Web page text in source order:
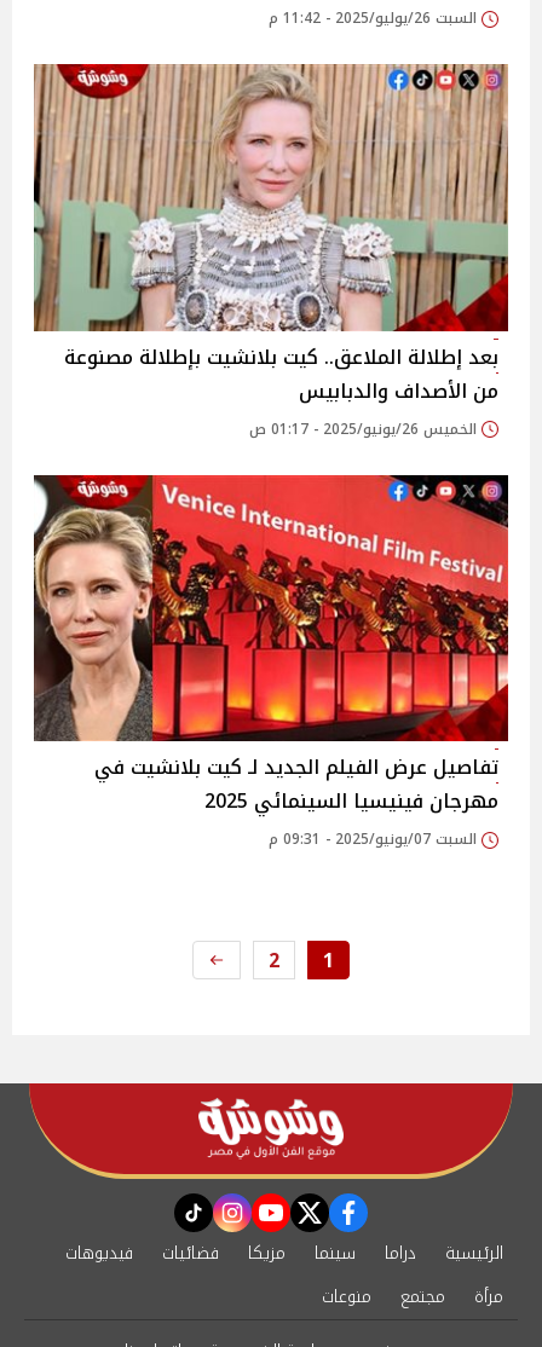
السبت 26/يوليو/2025 - 11:42 م
بعد إطلالة الملاعق.. كيت بلانشيت بإطلالة مصنوعة
من الأصداف والدبابيس‎
الخميس 26/يونيو/2025 - 01:17 ص
تفاصيل عرض الفيلم الجديد لـ كيت بلانشيت في
مهرجان فينيسيا السينمائي 2025
السبت 07/يونيو/2025 - 09:31 م
1
2
facebook
twitter
youtube
instagram
tiktok
الرئيسية دراما سينما مزيكا فضائيات
فيديوهات
مرأة
مجتمع
منوعات